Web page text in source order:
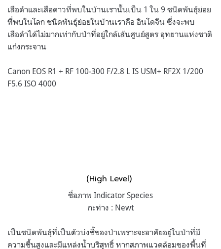
เสือดำและเสือดาวที่พบในบ้านเรานั้นเป็น 1 ใน 9 ชนิดพันธุ์ย่อย
ที่พบในโลก ชนิดพันธุ์ย่อยในบ้านเราคือ อินโดจีน ซึ่งจะพบ
เสือดำได้ไม่มากเท่ากับป่าที่อยู่ใกล้เส้นศูนย์สูตร อุทยานแห่งชาติ
แก่งกระจาน
Canon EOS R1 + RF 100-300 F/2.8 L IS USM+ RF2X 1/200
F5.6 ISO 4000
(High Level)
ชื่อภาพ Indicator Species
กะท่าง : Newt
เป็นชนิดพันธุ์ที่เป็นตัวบ่งชี้ของป่าเพราะจะอาศัยอยู่ในป่าที่มี
ความชื้นสูงและมีแหล่งน้ำบริสุทธิ์ หากสภาพแวดล้อมของพื้นที่